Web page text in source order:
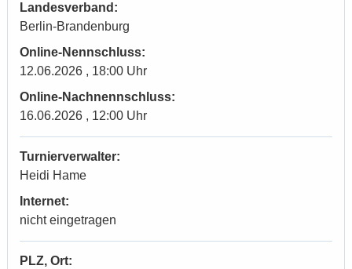
Landesverband:
Berlin-Brandenburg
Online-Nennschluss:
12.06.2026 , 18:00 Uhr
Online-Nachnennschluss:
16.06.2026 , 12:00 Uhr
Turnierverwalter:
Heidi Hame
Internet:
nicht eingetragen
PLZ, Ort: